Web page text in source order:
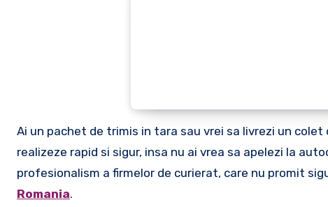
Ai un pachet de trimis in tara sau vrei sa livrezi un
realizeze rapid si sigur, insa nu ai vrea sa apelezi la
profesionalism a firmelor de curierat, care nu promit
Romania.